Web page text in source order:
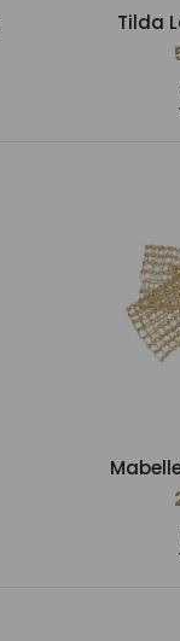
Tilda